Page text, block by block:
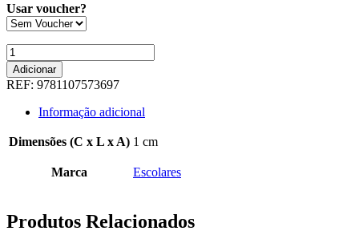
Usar voucher?
Quantidade
de
THINK
LEVEL
WORKBOOK
Adicionar
REF: 9781107573697
Informação adicional
Dimensões (C x L x A) 1 cm
Marca Escolares
Produtos Relacionados